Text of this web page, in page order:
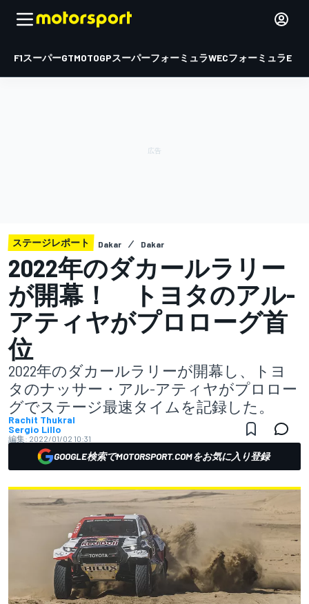
F1スーパーGTMOTOGPスーパーフォーミュラWECフォーミュラE
ステージレポート Dakar Dakar
2022年のダカールラリー
が開幕！ トヨタのアル-
アティヤがプロローグ首
位
2022年のダカールラリーが開幕し、トヨ
タのナッサー・アル-アティヤがプロロー
グでステージ最速タイムを記録した。
Rachit Thukral
Sergio Lillo
編集: 2022/01/02 10:31
GOOGLE検索でMOTORSPORT.COMをお気に入り登録